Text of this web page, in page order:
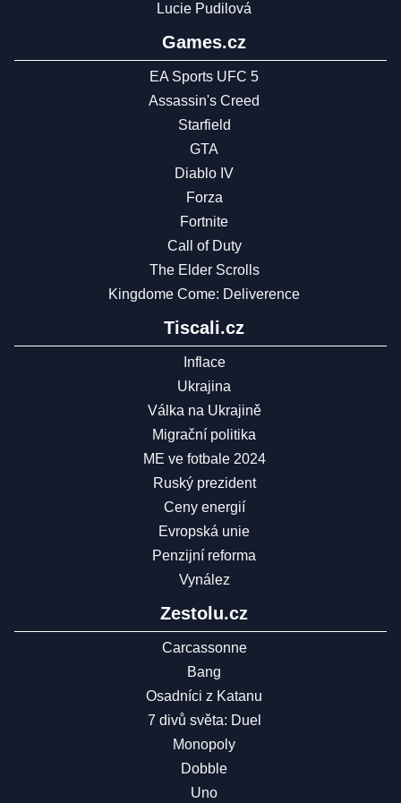
Lucie Pudilová
Games.cz
EA Sports UFC 5
Assassin's Creed
Starfield
GTA
Diablo IV
Forza
Fortnite
Call of Duty
The Elder Scrolls
Kingdome Come: Deliverence
Tiscali.cz
Inflace
Ukrajina
Válka na Ukrajině
Migrační politika
ME ve fotbale 2024
Ruský prezident
Ceny energií
Evropská unie
Penzijní reforma
Vynález
Zestolu.cz
Carcassonne
Bang
Osadníci z Katanu
7 divů světa: Duel
Monopoly
Dobble
Uno